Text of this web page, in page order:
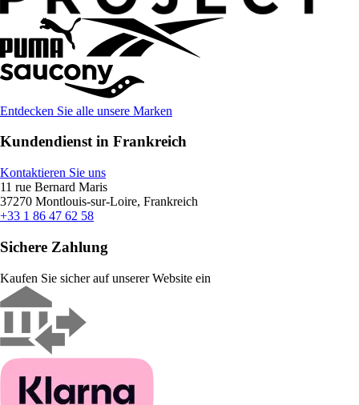
Entdecken Sie alle unsere Marken
Kundendienst in Frankreich
Kontaktieren Sie uns
11 rue Bernard Maris
37270 Montlouis-sur-Loire, Frankreich
+33 1 86 47 62 58
Sichere Zahlung
Kaufen Sie sicher auf unserer Website ein